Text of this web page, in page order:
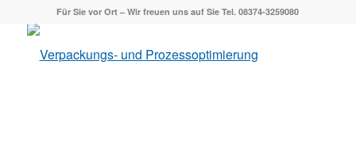
Für Sie vor Ort – Wir freuen uns auf Sie Tel. 08374-3259080